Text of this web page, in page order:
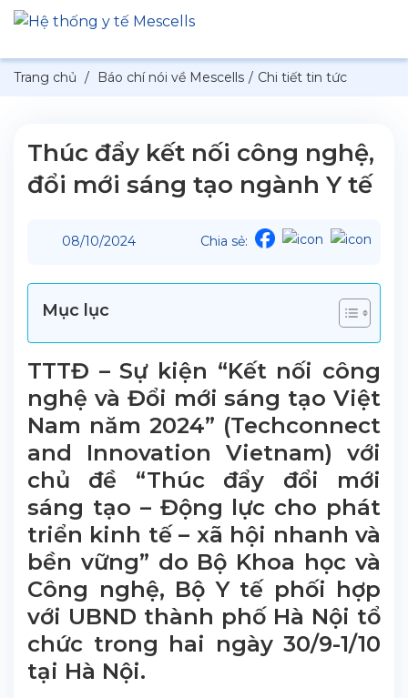
Trang chủ / Báo chí nói về Mescells / Chi tiết tin tức
Thúc đẩy kết nối công nghệ,
đổi mới sáng tạo ngành Y tế
08/10/2024 Chia sẻ:
Mục lục
TTTĐ – Sự kiện “Kết nối công
nghệ và Đổi mới sáng tạo Việt
Nam năm 2024” (Techconnect
and Innovation Vietnam) với
chủ đề “Thúc đẩy đổi mới
sáng tạo – Động lực cho phát
triển kinh tế – xã hội nhanh và
bền vững” do Bộ Khoa học và
Công nghệ, Bộ Y tế phối hợp
với UBND thành phố Hà Nội tổ
chức trong hai ngày 30/9-1/10
tại Hà Nội.